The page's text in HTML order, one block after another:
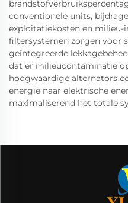
conventionele units,
exploitatiekosten en milieu-
filtersystemen zorgen voor
geïntegreerde
dat er milieucontaminatie
hoogwaardige alternators
energie naar elektrische
maximaliserend het totale